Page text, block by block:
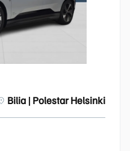
Bilia | Polestar Helsinki